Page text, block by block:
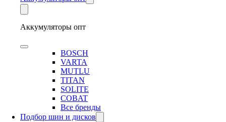
Аккумуляторы опт
BOSCH
VARTA
MUTLU
TITAN
SOLITE
COBAT
Все бренды
Подбор шин и дисков